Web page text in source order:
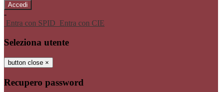
-
Entra con SPID Entra con CIE
Seleziona utente
button close ×
Recupero password